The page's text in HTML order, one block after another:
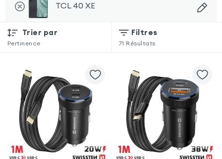
TCL 40 XE
Trier par
Pertinence
Filtres
71 Résultats